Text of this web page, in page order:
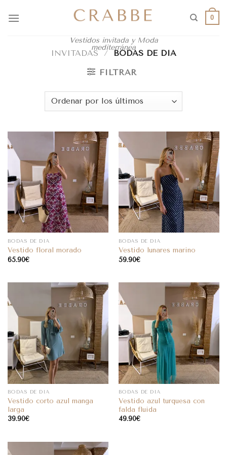
Vestidos invitada y Moda
mediterránea
0
INVITADAS / BODAS DE DIA
FILTRAR
BODAS DE DIA
Vestido floral morado
65.90€
BODAS DE DIA
Vestido lunares marino
59.90€
BODAS DE DIA
Vestido corto azul manga
larga
39.90€
BODAS DE DIA
Vestido azul turquesa con
falda fluida
49.90€